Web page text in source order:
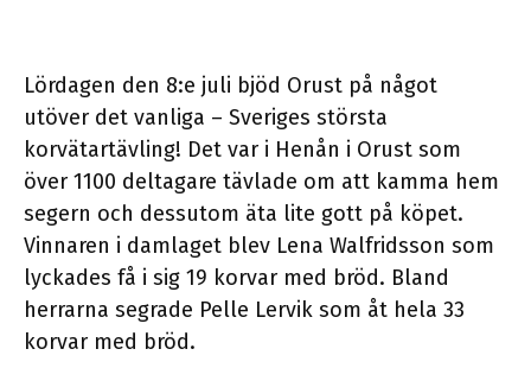
Lördagen den 8:e juli bjöd Orust på något
utöver det vanliga – Sveriges största
korvätartävling! Det var i Henån i Orust som
över 1100 deltagare tävlade om att kamma hem
segern och dessutom äta lite gott på köpet.
Vinnaren i damlaget blev Lena Walfridsson som
lyckades få i sig 19 korvar med bröd. Bland
herrarna segrade Pelle Lervik som åt hela 33
korvar med bröd.